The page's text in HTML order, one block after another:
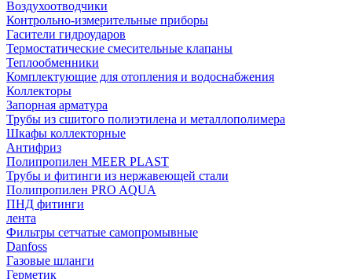
Воздухоотводчики
Контрольно-измерительные приборы
Гасители гидроударов
Термостатические смесительные клапаны
Теплообменники
Комплектующие для отопления и водоснабжения
Коллекторы
Запорная арматура
Трубы из сшитого полиэтилена и металлополимера
Шкафы коллекторные
Антифриз
Полипропилен MEER PLAST
Трубы и фитинги из нержавеющей стали
Полипропилен PRO AQUA
ПНД фитинги
лента
Фильтры сетчатые самопромывные
Danfoss
Газовые шланги
Герметик